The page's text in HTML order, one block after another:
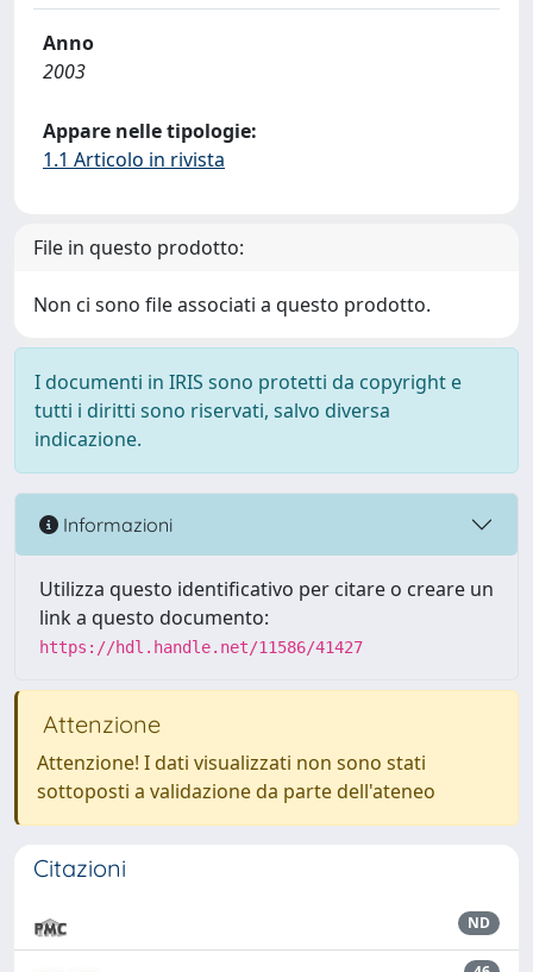
Anno
2003
Appare nelle tipologie:
1.1 Articolo in rivista
File in questo prodotto:
Non ci sono file associati a questo prodotto.
I documenti in IRIS sono protetti da copyright e
tutti i diritti sono riservati, salvo diversa
indicazione.
Informazioni
Utilizza questo identificativo per citare o creare un
link a questo documento:
https://hdl.handle.net/11586/41427
Attenzione
Attenzione! I dati visualizzati non sono stati
sottoposti a validazione da parte dell'ateneo
Citazioni
ND